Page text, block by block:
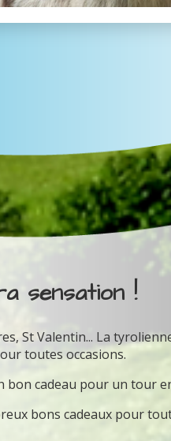
sensation !
St Valentin... La
toutes occasions.
cadeau pour un tour
bons cadeaux pour